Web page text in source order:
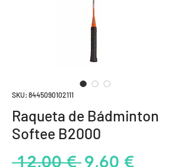
SKU: 8445090102111
Raqueta de Bádminton
Softee B2000
12,00 € Precio
9,60 €Precio